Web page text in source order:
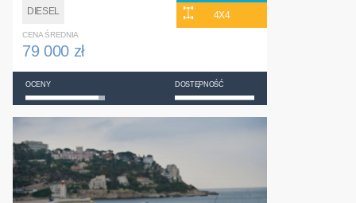
DIESEL
4X4
CENA ŚREDNIA
79 000 zł
OCENY DOSTĘPNOŚĆ